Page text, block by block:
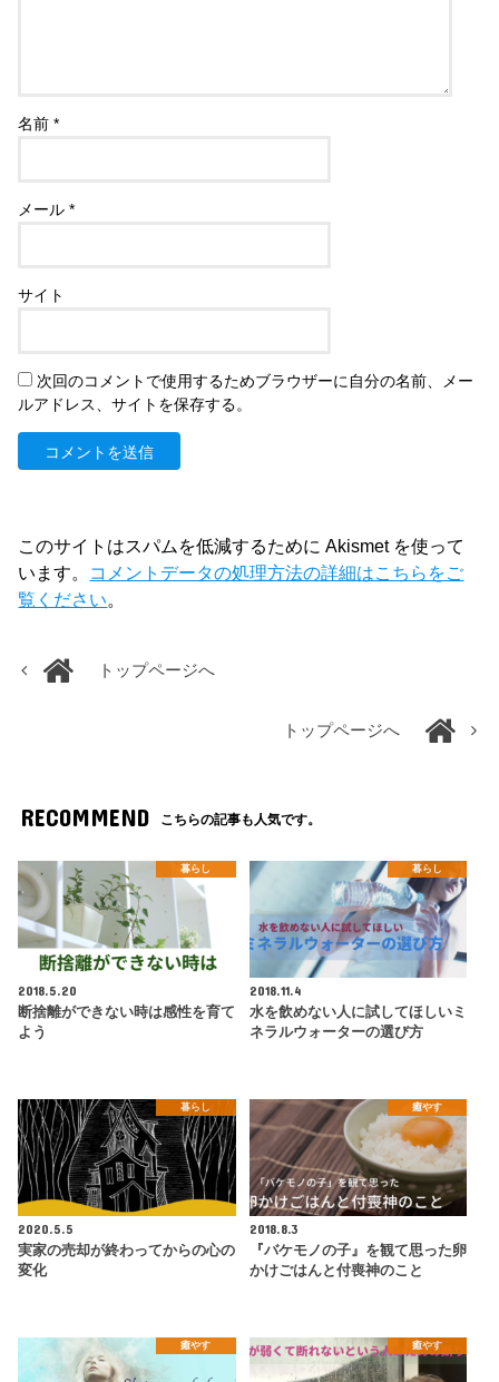
名前*
メール*
サイト
次回のコメントで使用するためブラウザーに自分の名前、メー
ルアドレス、サイトを保存する。
このサイトはスパムを低減するために Akismet を使って
います。 コメントデータの処理方法の詳細はこちらをご
覧ください
トップページへ
トップページへ
RECOMMEND こちらの記事も人気です。
暮らし
2018.5.20
断捨離ができない時は感性を育て
よう
暮らし
2018.11.4
水を飲めない人に試してほしいミ
ネラルウォーターの選び方
暮らし
2020.5.5
実家の売却が終わってからの心の
変化
癒やす
2018.8.3
『バケモノの子』を観て思った卵
かけごはんと付喪神のこと
癒やす 癒やす